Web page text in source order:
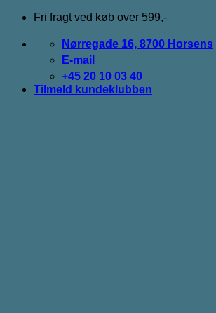
Fortsæt
indhold
Fri fragt ved køb over 599,-
Nørregade 16, 8700 Horsens
E-mail
+45 20 10 03 40
Tilmeld kundeklubben